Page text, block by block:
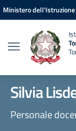
Vai ai contenuti
Vai al menu di
Vai al footer
Ministero dell'Istruzione
Silvia
Personale